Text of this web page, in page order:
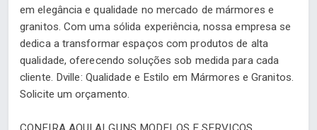
em elegância e qualidade no mercado de mármores e
granitos. Com uma sólida experiência, nossa empresa se
dedica a transformar espaços com produtos de alta
qualidade, oferecendo soluções sob medida para cada
cliente. Dville: Qualidade e Estilo em Mármores e Granitos.
Solicite um orçamento.